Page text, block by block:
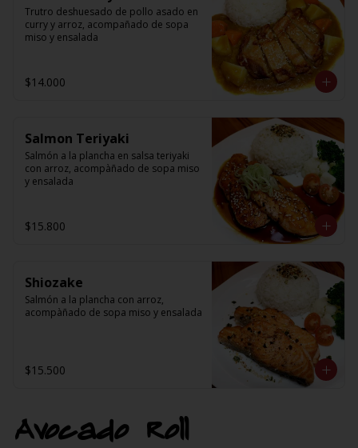
Trutro deshuesado de pollo asado en
curry y arroz, acompañado de sopa
miso y ensalada
$14.000
Salmon Teriyaki
Salmón a la plancha en salsa teriyaki
con arroz, acompàñado de sopa miso
y ensalada
$15.800
Shiozake
Salmón a la plancha con arroz,
acompàñado de sopa miso y ensalada
$15.500
Avocado Roll